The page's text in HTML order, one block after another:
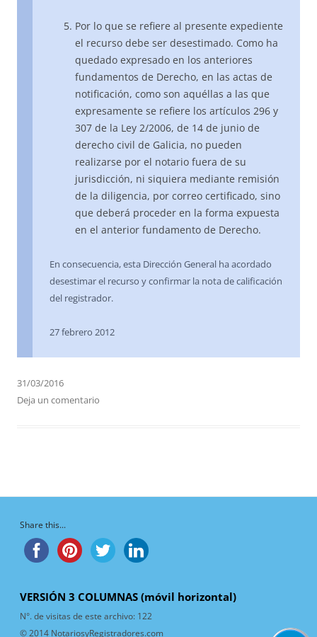
Por lo que se refiere al presente expediente
el recurso debe ser desestimado. Como ha
quedado expresado en los anteriores
fundamentos de Derecho, en las actas de
notificación, como son aquéllas a las que
expresamente se refiere los artículos 296 y
307 de la Ley 2/2006, de 14 de junio de
derecho civil de Galicia, no pueden
realizarse por el notario fuera de su
jurisdicción, ni siquiera mediante remisión
de la diligencia, por correo certificado, sino
que deberá proceder en la forma expuesta
en el anterior fundamento de Derecho.
En consecuencia, esta Dirección General ha acordado
desestimar el recurso y confirmar la nota de calificación
del registrador.
27 febrero 2012
31/03/2016
Deja un comentario
Share this...
VERSIÓN 3 COLUMNAS (móvil horizontal)
N°. de visitas de este archivo: 122
© 2014 NotariosyRegistradores.com